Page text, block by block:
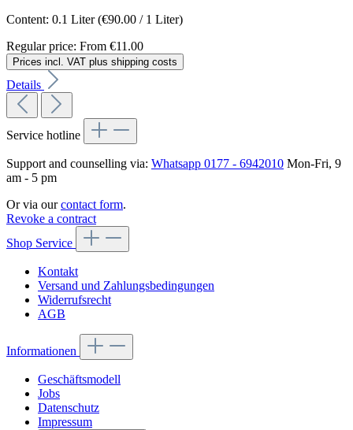
Content: 0.1 Liter(€90.00 / 1 Liter)
Regular price: From €11.00
Prices incl. VAT plus shipping costs
Details
Service hotline
Support and counselling via: Whatsapp 0177 - 6942010 Mon-Fri, 9
am - 5 pm
Or via ourcontact form.
Revoke a contract
Shop Service
Kontakt
Versand und Zahlungsbedingungen
Widerrufsrecht
AGB
Informationen
Geschäftsmodell
Jobs
Datenschutz
Impressum